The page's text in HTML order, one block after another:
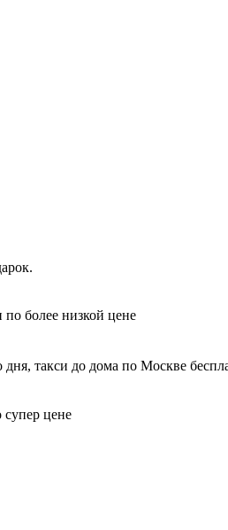
по более низкой цене
такси до дома по Москве
супер цене